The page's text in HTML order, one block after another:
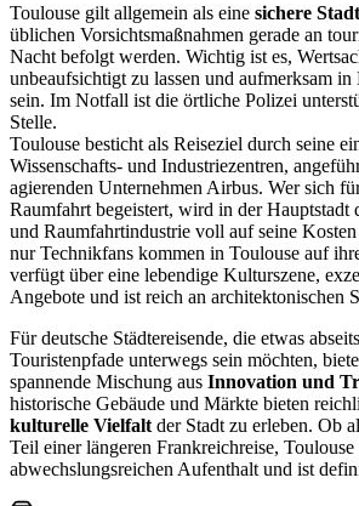
Toulouse gilt allgemein als eine sichere Stadt
üblichen Vorsichtsmaßnahmen gerade an
Nacht befolgt werden. Wichtig ist es,
unbeaufsichtigt zu lassen und aufmerksam in
sein. Im Notfall ist die örtliche Polizei
Stelle.
Toulouse besticht als Reiseziel durch seine
Wissenschafts- und Industriezentren,
agierenden Unternehmen Airbus. Wer sich
Raumfahrt begeistert, wird in der Hauptstadt
und Raumfahrtindustrie voll auf seine
nur Technikfans kommen in Toulouse auf
verfügt über eine lebendige Kulturszene,
Angebote und ist reich an architektonischen
Für deutsche Städtereisende, die etwas
Touristenpfade unterwegs sein möchten,
spannende Mischung aus Innovation und
historische Gebäude und Märkte bieten
kulturelle Vielfalt der Stadt zu erleben. Ob
Teil einer längeren Frankreichreise,
abwechslungsreichen Aufenthalt und ist